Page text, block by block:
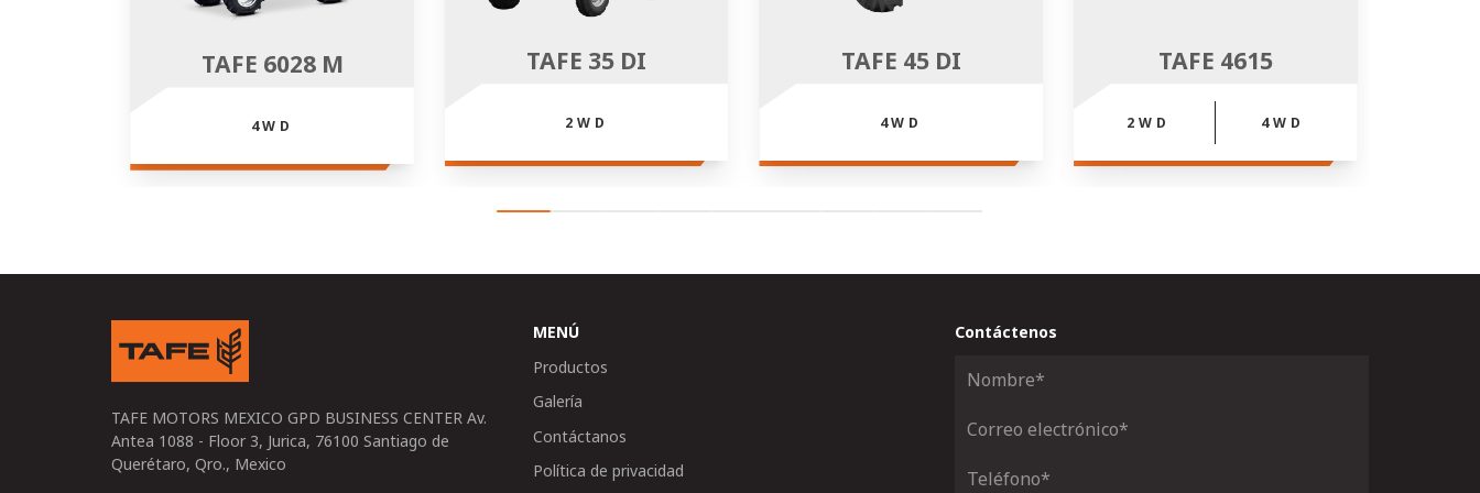
TAFE 6028 M
4WD
TAFE 35 DI
2WD
TAFE 45 DI
4WD
TAFE 4615
2WD 4WD
TAFE MOTORS MEXICO GPD BUSINESS CENTER Av.
Antea 1088 - Floor 3, Jurica, 76100 Santiago de
Querétaro, Qro., Mexico
Contáctenos
MENÚ
Productos
Galería
Contáctanos
Política de privacidad